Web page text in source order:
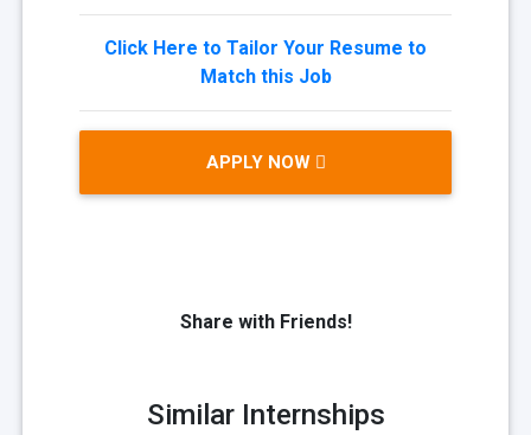
Click Here to Tailor Your Resume to
Match this Job
APPLY NOW
Share with Friends!
Similar Internships